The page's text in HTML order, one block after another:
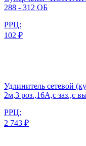
288 - 312 ОБ
РРЦ:
102 ₽
Удлинитель сетевой
2м,3 роз.,16А,с заз.,с
РРЦ:
2 743 ₽